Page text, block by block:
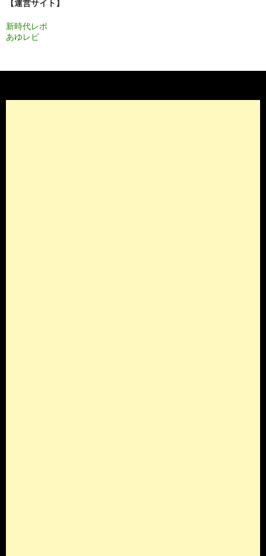
ー
シ
【運営サイト】
新時代レポ
あゆレビ